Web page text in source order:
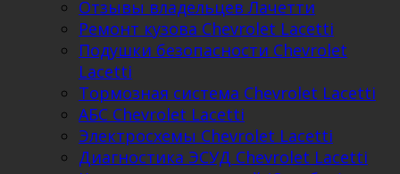
Отзывы владельцев Лачетти
Ремонт кузова Chevrolet Lacetti
Подушки безопасности Chevrolet
Lacetti
Тормозная система Chevrolet Lacetti
АБС Chevrolet Lacetti
Электросхемы Chevrolet Lacetti
Диагностика ЭСУД Chevrolet Lacetti